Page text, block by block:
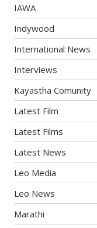
IAWA
Indywood
International News
Interviews
Kayastha Comunity
Latest Film
Latest Films
Latest News
Leo Media
Leo News
Marathi